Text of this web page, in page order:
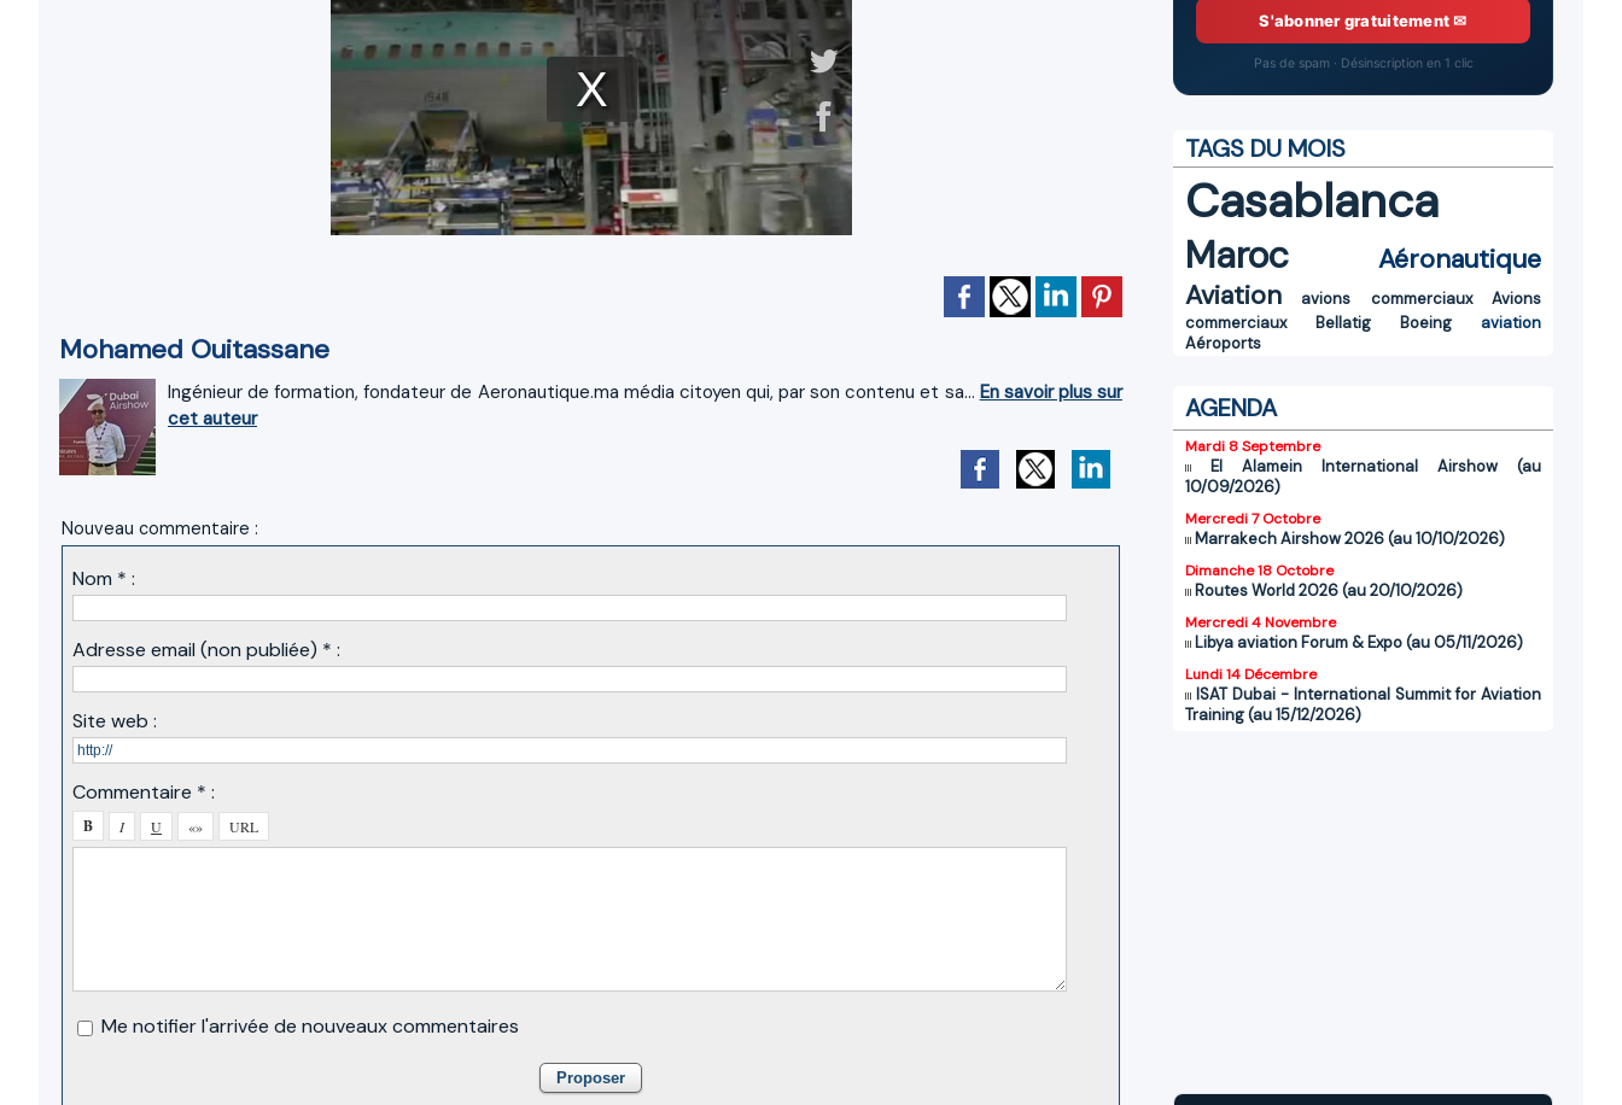
Mohamed Ouitassane
Ingénieur de formation, fondateur de Aeronautique.ma média citoyen qui, par son contenu et sa... En savoir plus sur
cet auteur
Nouveau commentaire :
Nom * :
Adresse email (non publiée) * :
Site web :
Commentaire * :
Me notifier l'arrivée de nouveaux commentaires
S'abonner gratuitement ✉
Pas de spam · Désinscription en 1 clic
TAGS DU MOIS
Casablanca
Maroc
Aéronautique
Aviation
avions commerciaux
Avions
commerciaux
Bellatig Boeing
aviation
Aéroports
AGENDA
Mardi 8 Septembre
El Alamein International Airshow (au
10/09/2026)
Mercredi 7 Octobre
Marrakech Airshow 2026 (au 10/10/2026)
Dimanche 18 Octobre
Routes World 2026 (au 20/10/2026)
Mercredi 4 Novembre
Libya aviation Forum & Expo (au 05/11/2026)
Lundi 14 Décembre
ISAT Dubai - International Summit for Aviation
Training (au 15/12/2026)